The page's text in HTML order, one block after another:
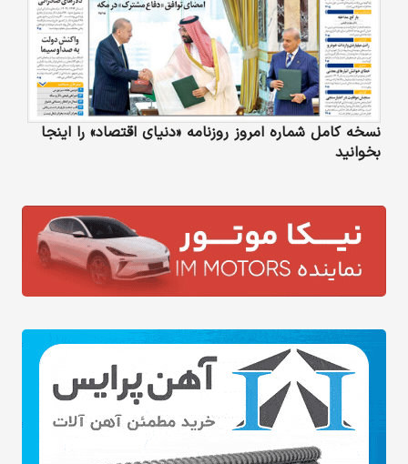
نسخه کامل شماره امروز روزنامه «دنیای‌ اقتصاد» را اینجا
بخوانید